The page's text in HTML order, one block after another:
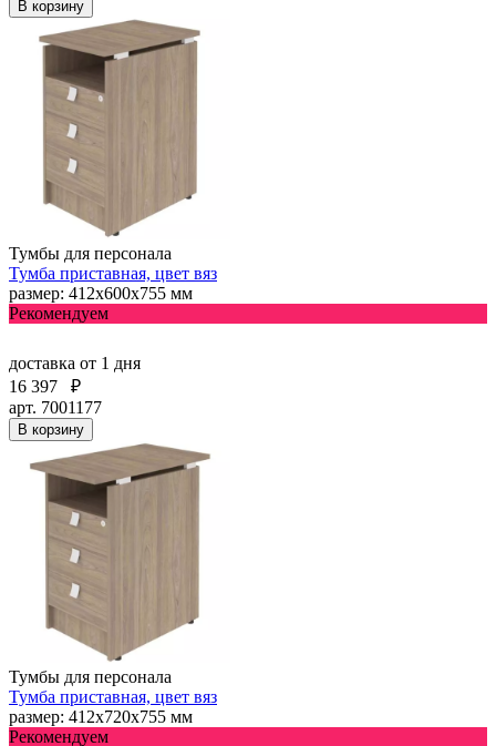
В корзину
Тумбы для персонала
Тумба приставная, цвет вяз
размер: 412х600х755 мм
Рекомендуем
доставка от 1 дня
16 397
₽
арт. 7001177
В корзину
Тумбы для персонала
Тумба приставная, цвет вяз
размер: 412х720х755 мм
Рекомендуем